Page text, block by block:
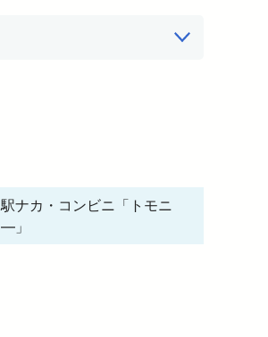
駅ナカ・コンビニ「トモニ
―」